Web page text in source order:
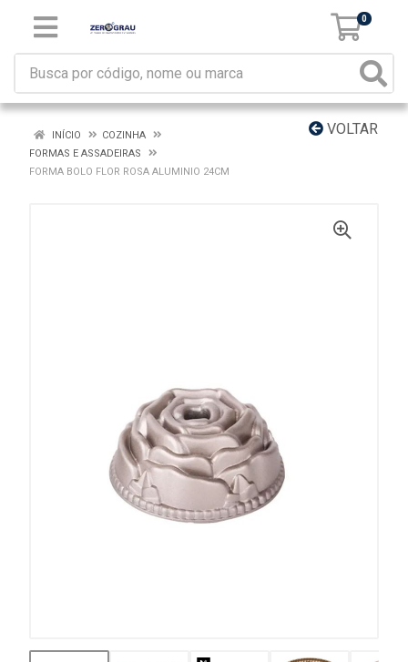
0
VOLTAR
INÍCIO
COZINHA
FORMAS E ASSADEIRAS
FORMA BOLO FLOR ROSA ALUMINIO 24CM